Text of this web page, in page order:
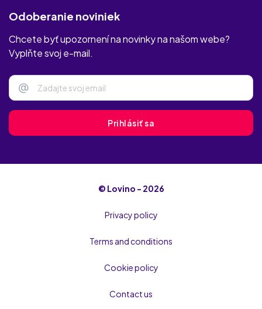
Odoberanie noviniek
Chcete byť upozornení na novinky na našom webe?
Vyplňte svoj e-mail.
@
Prihlásiť sa
© Lovino - 2026
Privacy policy
Terms and conditions
Cookie policy
Contact us